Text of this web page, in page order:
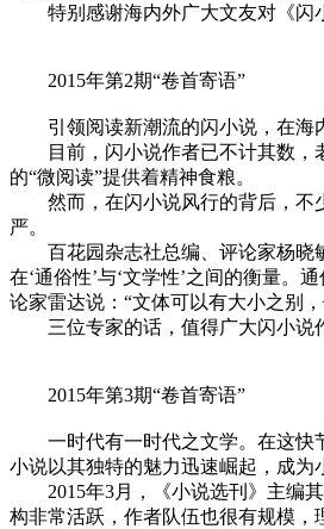
特别感谢海内外广大文友对《闪小
2015年第2期“卷首寄语”
引领阅读新潮流的闪小说，在海内
目前，闪小说作者已不计其数，老
的“微阅读”提供着精神食粮。
然而，在闪小说风行的背后，不
严。
百花园杂志社总编、评论家杨晓
在‘通俗性’与‘文学性’之间的衡量
论家雷达说：“文体可以有大小之别
三位专家的话，值得广大闪小说
2015年第3期“卷首寄语”
一时代有一时代之文学。在这快
小说以其独特的魅力迅速崛起，成为
2015年3月，《小说选刊》主编其
构非常活跃，作者队伍也很有规模